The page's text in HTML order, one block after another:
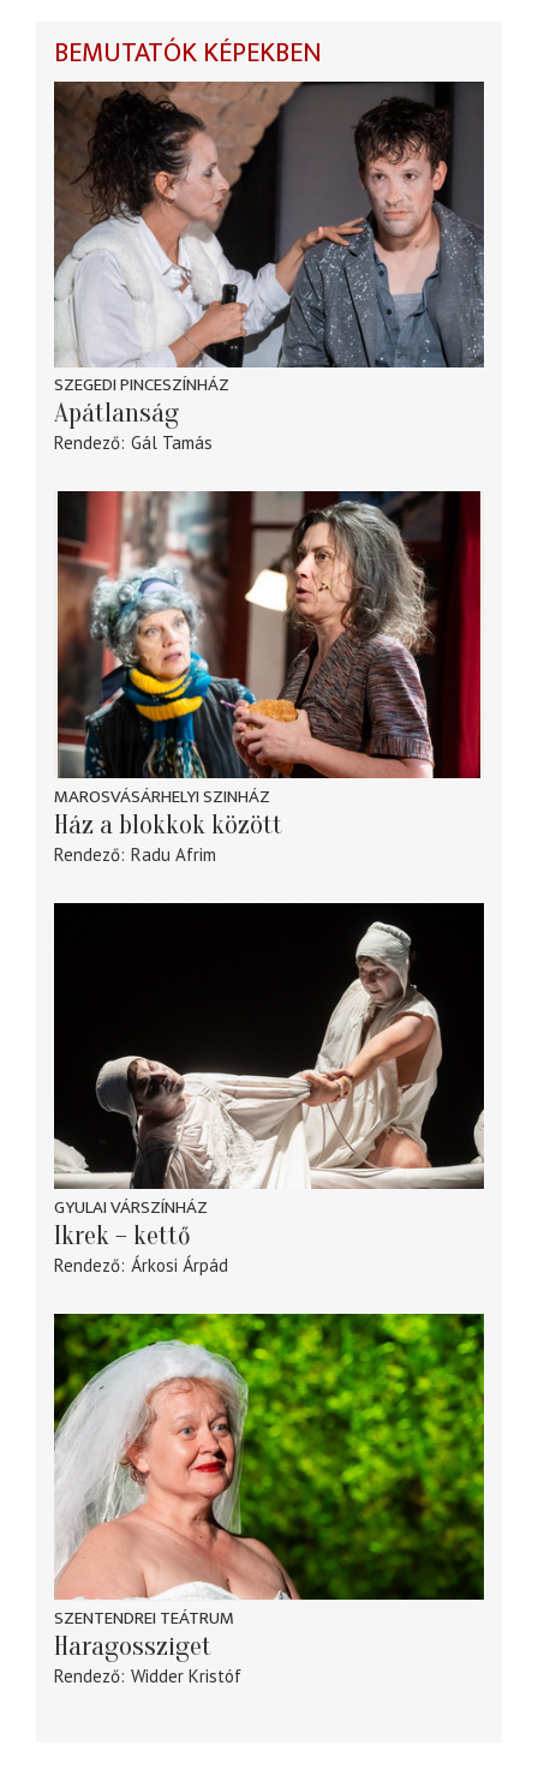
BEMUTATÓK KÉPEKBEN
SZEGEDI PINCESZÍNHÁZ
Apátlanság
Rendező Gál Tamás
MAROSVÁSÁRHELYI SZINHÁZ
Ház a blokkok között
Rendező Radu Afrim
GYULAI VÁRSZÍNHÁZ
Ikrek – kettő
Rendező Árkosi Árpád
SZENTENDREI TEÁTRUM
Haragossziget
Rendező Widder Kristóf